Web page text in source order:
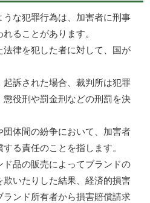
な犯罪行為は、加害者に刑事
ることがあります。
律を犯した者に対して、国が
訴された場合、裁判所は犯罪
役刑や罰金刑などの刑罰を決
体間の紛争において、加害者
る責任のことを指します。
品の販売によってブランドの
いたりした結果、経済的損害
ンド所有者から損害賠償請求